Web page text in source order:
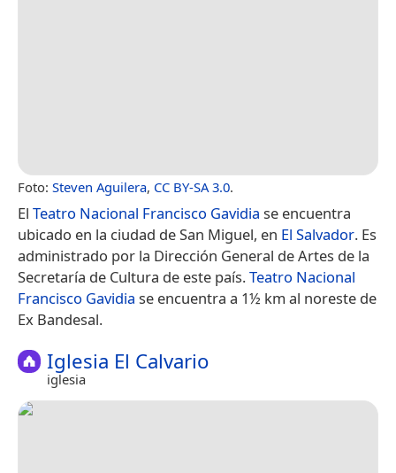
Foto: Steven Aguilera, CC BY-SA 3.0.
El Teatro Nacional Francisco Gavidia se encuentra
ubicado en la ciudad de San Miguel, en El Salvador. Es
administrado por la Dirección General de Artes de la
Secretaría de Cultura de este país.Teatro Nacional
Francisco Gavidia se encuentra a 1½ km al noreste de
Ex Bandesal.
Iglesia El Calvario
iglesia